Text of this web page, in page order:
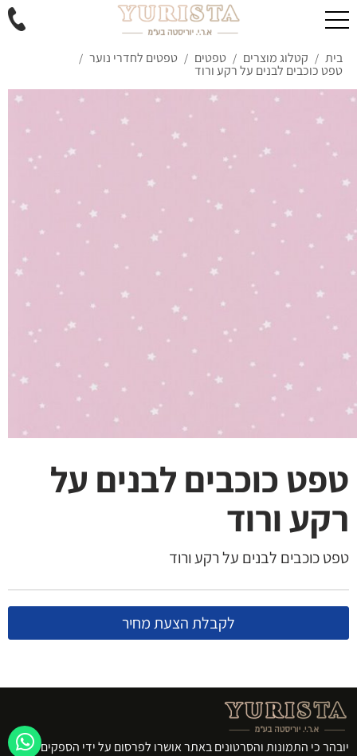
בית / קטלוג מוצרים / טפטים / טפטים לחדרי נוער /
טפט כוכבים לבנים על רקע ורוד
טפט כוכבים לבנים על
רקע ורוד
טפט כוכבים לבנים על רקע ורוד
לקבלת הצעת מחיר
יובהר כי התמונות והסרטונים באתר אושרו לפרסום על ידי הספקים ו/או